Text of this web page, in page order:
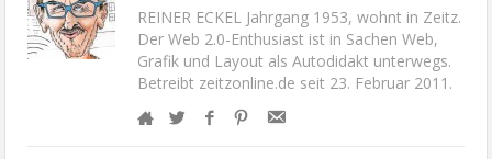
REINER ECKEL Jahrgang 1953, wohnt in Zeitz.
Der Web 2.0-Enthusiast ist in Sachen Web,
Grafik und Layout als Autodidakt unterwegs.
Betreibt zeitzonline.de seit 23. Februar 2011.